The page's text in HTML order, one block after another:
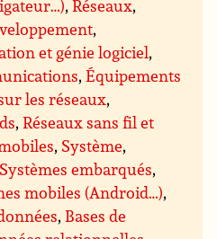
,Réseaux,
,
et génie logiciel,
,Équipements
les réseaux,
,Réseaux sans fil et
, Système,
Systèmes embarqués,
mobiles (Android…),
, Bases de